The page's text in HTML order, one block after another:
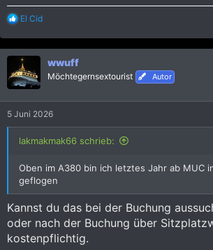
R
a
k
t
i
o
n
:
El Cid
wwuff
Möchtegernsextourist Autor
5 Juni 2026
lakmakmak66 schrieb:
Oben im A380 bin ich letztes Jahr ab MUC
geflogen
Kannst du das bei der Buchung
oder nach der Buchung über
kostenpflichtig.